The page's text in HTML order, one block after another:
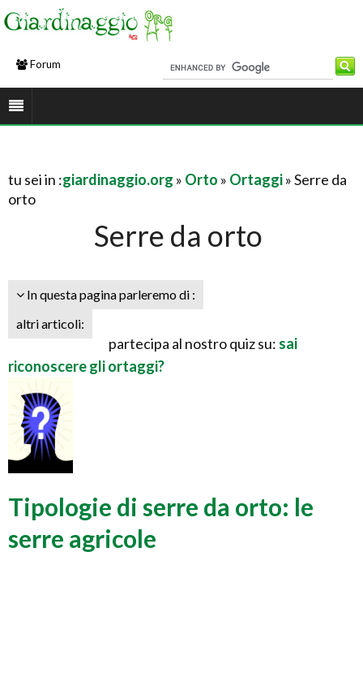
Forum
tu sei in :giardinaggio.org » Orto » Ortaggi» Serre da
orto
Serre da orto
In questa pagina parleremo di :
altri articoli:
partecipa al nostro quiz su: sai
riconoscere gli ortaggi?
Tipologie di serre da orto: le
serre agricole